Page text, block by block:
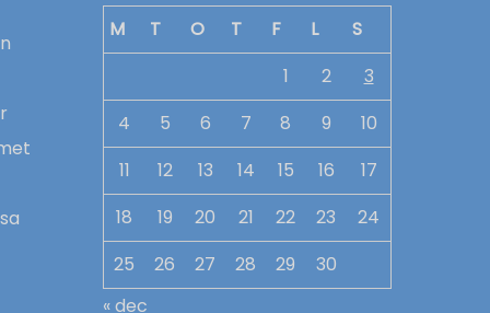
M T O T F L
S
1
2
3
4
5 6 7 8 9
10
11
12 13 14 15 16
17
18
19 20 21 22 23
24
25
26 27 28 29
30
« dec